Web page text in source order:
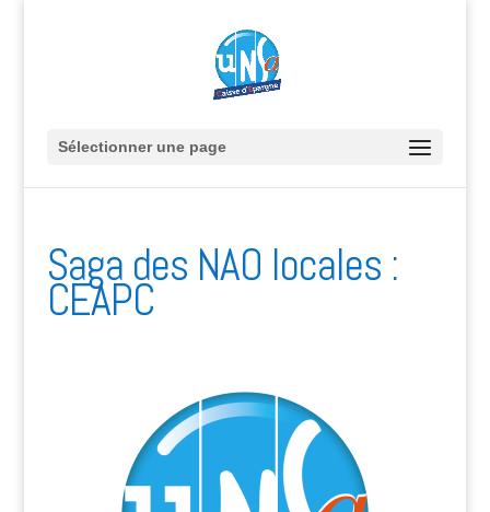
Sélectionner une page
Saga des NAO locales :
CEAPC